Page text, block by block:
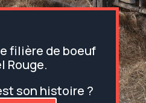
filière de boeuf
Rouge.
son histoire ?